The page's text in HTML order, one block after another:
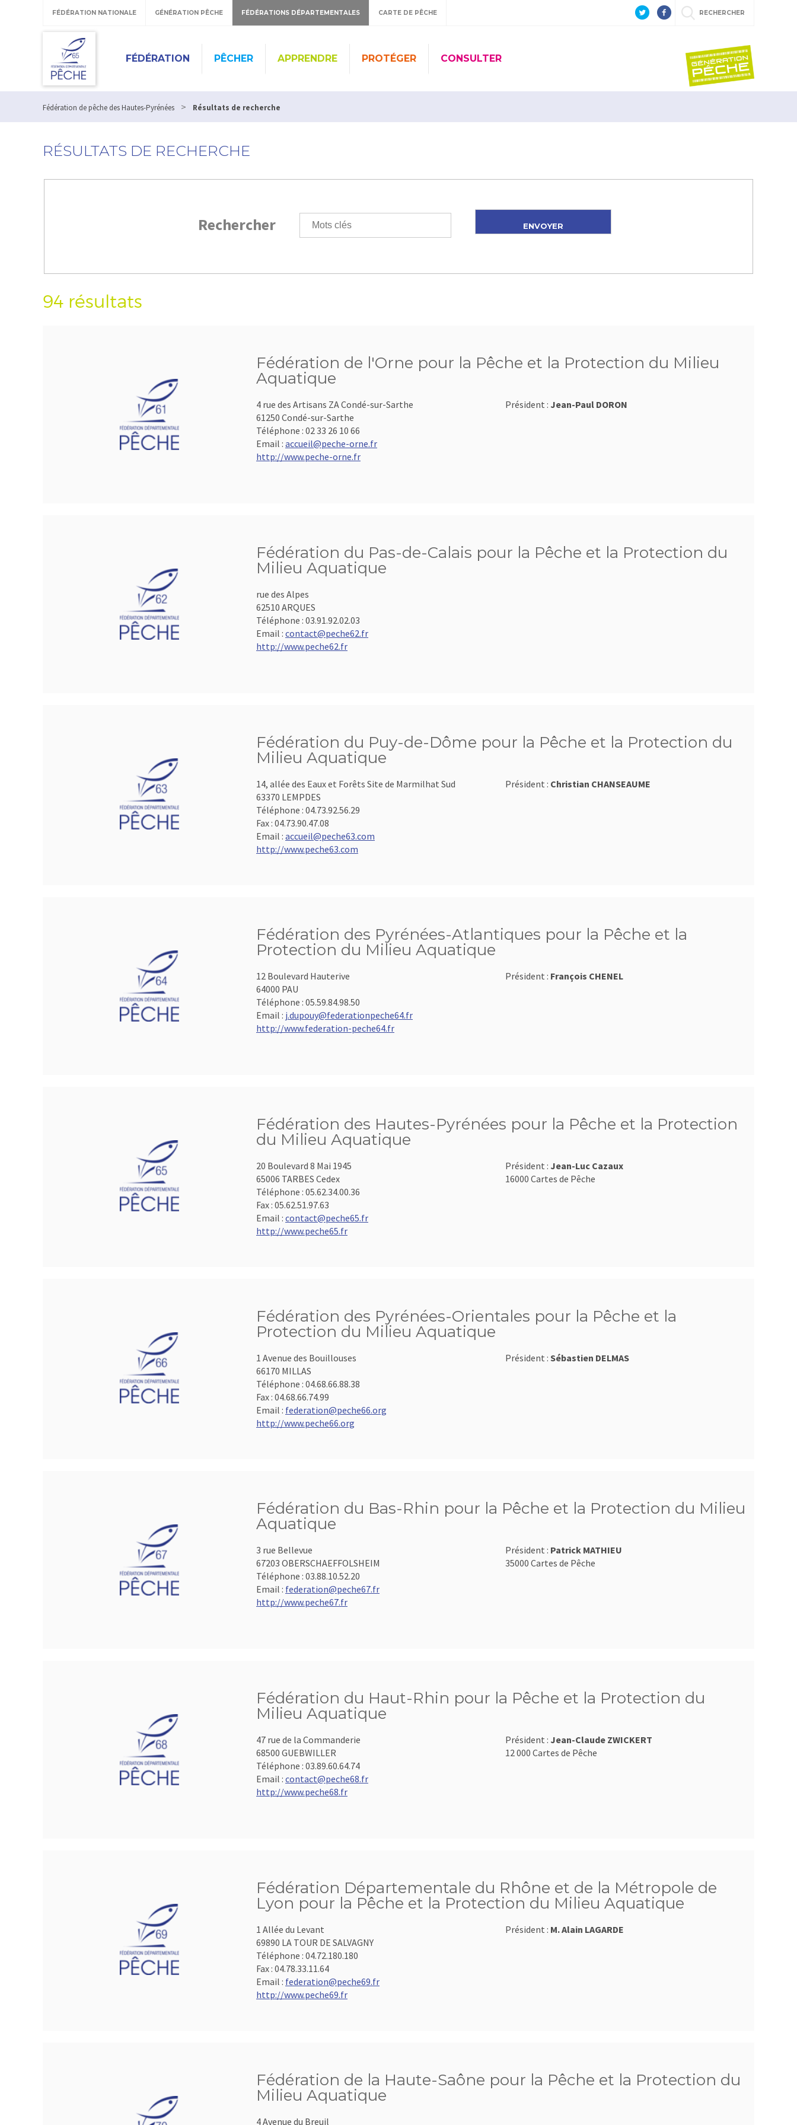
FÉDÉRATION NATIONALE GÉNÉRATION PÊCHE FÉDÉRATIONS DÉPARTEMENTALES CARTE DE PÊCHE RECHERCHER
FÉDÉRATION PÊCHER APPRENDRE PROTÉGER CONSULTER
Fédération de pêche des Hautes-Pyrénées > Résultats de recherche
RÉSULTATS DE RECHERCHE
Rechercher
94 résultats
Fédération de l'Orne pour la Pêche et la Protection du Milieu
Aquatique
4 rue des Artisans ZA Condé-sur-Sarthe
61250 Condé-sur-Sarthe
Téléphone : 02 33 26 10 66
Email : accueil@peche-orne.fr
http://www.peche-orne.fr
Président : Jean-Paul DORON
Fédération du Pas-de-Calais pour la Pêche et la Protection du
Milieu Aquatique
rue des Alpes
62510 ARQUES
Téléphone : 03.91.92.02.03
Email : contact@peche62.fr
http://www.peche62.fr
Fédération du Puy-de-Dôme pour la Pêche et la Protection du
Milieu Aquatique
14, allée des Eaux et Forêts Site de Marmilhat Sud
63370 LEMPDES
Téléphone : 04.73.92.56.29
Fax : 04.73.90.47.08
Email : accueil@peche63.com
http://www.peche63.com
Président : Christian CHANSEAUME
Fédération des Pyrénées-Atlantiques pour la Pêche et la
Protection du Milieu Aquatique
12 Boulevard Hauterive
64000 PAU
Téléphone : 05.59.84.98.50
Email : j.dupouy@federationpeche64.fr
http://www.federation-peche64.fr
Président : François CHENEL
Fédération des Hautes-Pyrénées pour la Pêche et la Protection
du Milieu Aquatique
20 Boulevard 8 Mai 1945
65006 TARBES Cedex
Téléphone : 05.62.34.00.36
Fax : 05.62.51.97.63
Email : contact@peche65.fr
http://www.peche65.fr
Président : Jean-Luc Cazaux
16000 Cartes de Pêche
Fédération des Pyrénées-Orientales pour la Pêche et la
Protection du Milieu Aquatique
1 Avenue des Bouillouses
66170 MILLAS
Téléphone : 04.68.66.88.38
Fax : 04.68.66.74.99
Email : federation@peche66.org
http://www.peche66.org
Président : Sébastien DELMAS
Fédération du Bas-Rhin pour la Pêche et la Protection du Milieu
Aquatique
3 rue Bellevue
67203 OBERSCHAEFFOLSHEIM
Téléphone : 03.88.10.52.20
Email : federation@peche67.fr
http://www.peche67.fr
Président : Patrick MATHIEU
35000 Cartes de Pêche
Fédération du Haut-Rhin pour la Pêche et la Protection du
Milieu Aquatique
47 rue de la Commanderie
68500 GUEBWILLER
Téléphone : 03.89.60.64.74
Email : contact@peche68.fr
http://www.peche68.fr
Président : Jean-Claude ZWICKERT
12 000 Cartes de Pêche
Fédération Départementale du Rhône et de la Métropole de
Lyon pour la Pêche et la Protection du Milieu Aquatique
1 Allée du Levant
69890 LA TOUR DE SALVAGNY
Téléphone : 04.72.180.180
Fax : 04.78.33.11.64
Email : federation@peche69.fr
http://www.peche69.fr
Président : M. Alain LAGARDE
Fédération de la Haute-Saône pour la Pêche et la Protection du
Milieu Aquatique
4 Avenue du Breuil